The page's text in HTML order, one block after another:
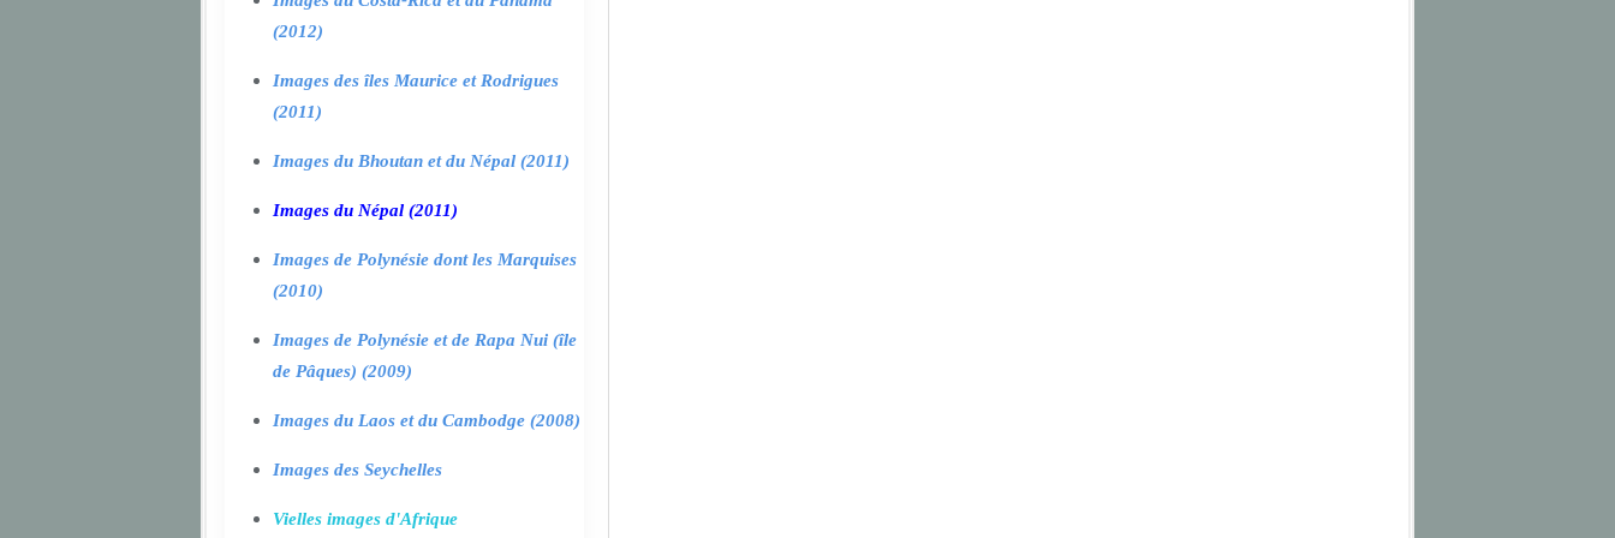
(2012)
Images des îles Maurice et Rodrigues
(2011)
Images du Bhoutan et du Népal (2011)
Images du Népal (2011)
Images de Polynésie dont les Marquises
(2010)
Images de Polynésie et de Rapa Nui (île
de Pâques) (2009)
Images du Laos et du Cambodge (2008)
Images des Seychelles
Vielles images d'Afrique